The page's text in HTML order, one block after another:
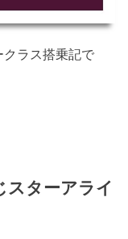
ラス搭乗記で
スターアライ